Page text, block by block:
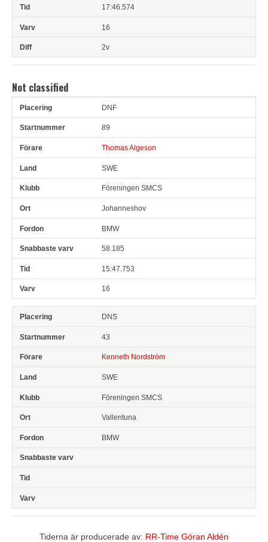
17:46.574
16
2v
Not classified
Pl Snr Land
DNF
89
Thomas Algeson
SWE
Föreningen SMCS
Johanneshov
BMW
58.185
15:47.753
16
DNS
43
Kenneth Nordström
SWE
Föreningen SMCS
Vallentuna
BMW
Tiderna är producerade av: RR-Time Göran Aldén